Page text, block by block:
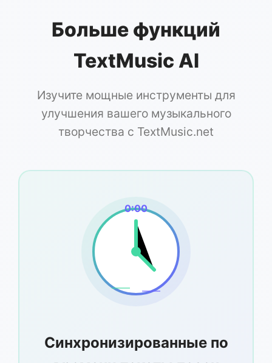
Больше функций
TextMusic AI
Изучите мощные инструменты для
улучшения вашего музыкального
творчества с TextMusic.net
0:00
Синхронизированные по